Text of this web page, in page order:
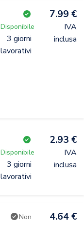
Disponibile
3 giorni
lavorativi
7.99 €
IVA
inclusa
Disponibile
3 giorni
lavorativi
2.93 €
IVA
inclusa
Non
4.64 €